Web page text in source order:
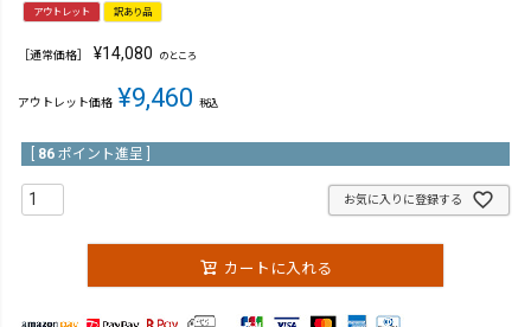
アウトレット 訳あり品
［通常価格］ ¥14,080 のところ
アウトレット価格 ¥9,460 税込
86 ポイント進呈 ]
お気に入りに登録する
カートに入れる